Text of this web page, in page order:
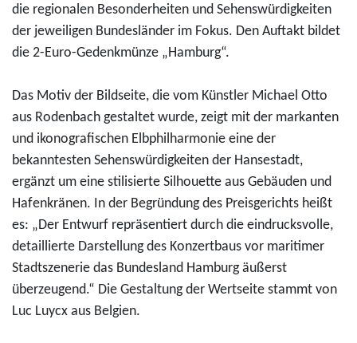
die regionalen Besonderheiten und Sehenswürdigkeiten
der jeweiligen Bundesländer im Fokus. Den Auftakt bildet
die 2-Euro-Gedenkmünze „Hamburg“.
Das Motiv der Bildseite, die vom Künstler Michael Otto
aus Rodenbach gestaltet wurde, zeigt mit der markanten
und ikonografischen Elbphilharmonie eine der
bekanntesten Sehenswürdigkeiten der Hansestadt,
ergänzt um eine stilisierte Silhouette aus Gebäuden und
Hafenkränen. In der Begründung des Preisgerichts heißt
es: „Der Entwurf repräsentiert durch die eindrucksvolle,
detaillierte Darstellung des Konzertbaus vor maritimer
Stadtszenerie das Bundesland Hamburg äußerst
überzeugend.“ Die Gestaltung der Wertseite stammt von
Luc Luycx aus Belgien.